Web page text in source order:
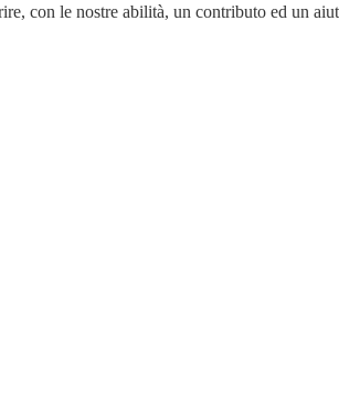
con le nostre abilità, un contributo ed un